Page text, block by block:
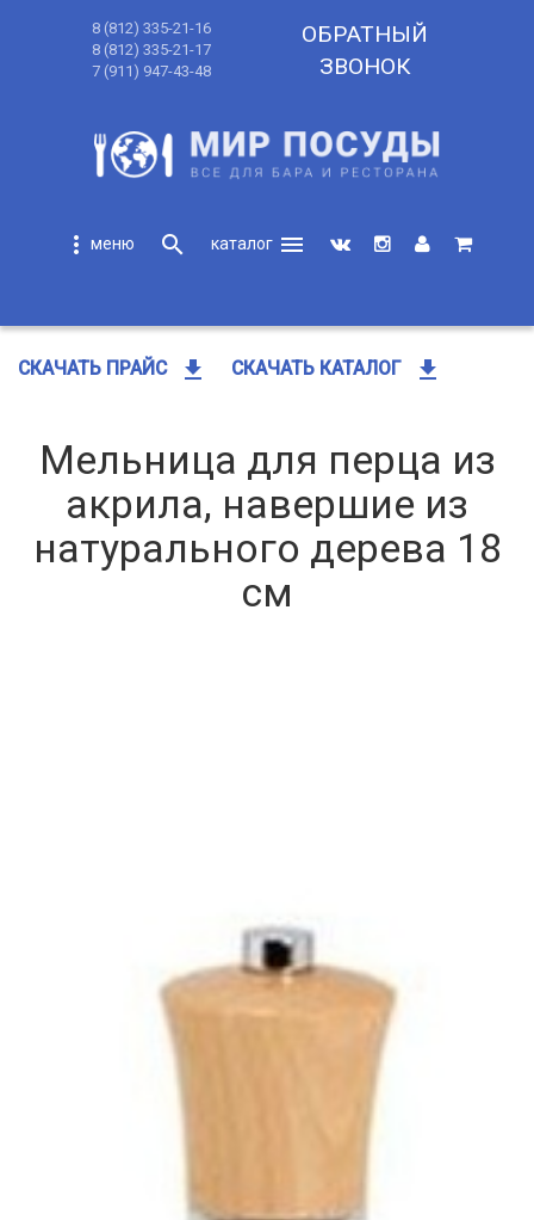
8 (812) 335-21-16
8 (812) 335-21-17
7 (911) 947-43-48
ОБРАТНЫЙ
ЗВОНОК
more_vert search
menu
СКАЧАТЬ ПРАЙС get_app СКАЧАТЬ КАТАЛОГ get_app
Мельница для перца из
акрила, навершие из
натурального дерева 18
см